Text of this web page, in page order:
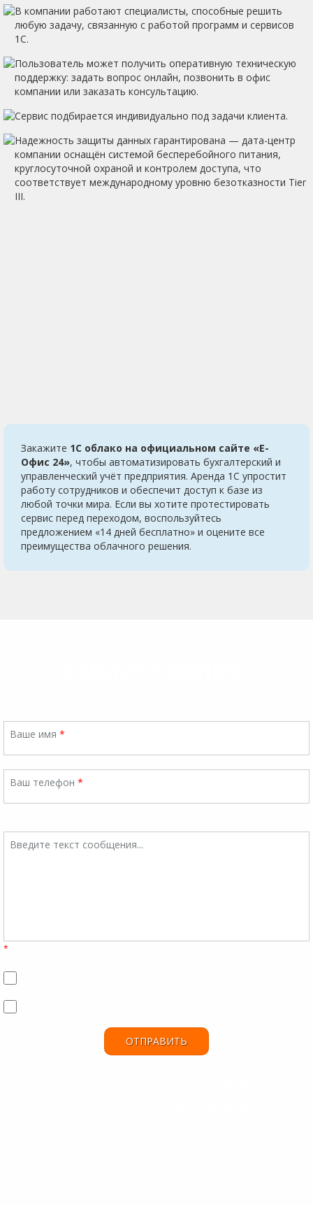
В компании работают специалисты, способные решить
любую задачу, связанную с работой программ и сервисов
1С.
Пользователь может получить оперативную техническую
поддержку: задать вопрос онлайн, позвонить в офис
компании или заказать консультацию.
Сервис подбирается индивидуально под задачи клиента.
Надежность защиты данных гарантирована — дата-центр
компании оснащён системой бесперебойного питания,
круглосуточной охраной и контролем доступа, что
соответствует международному уровню безотказности Tier
III.
Закажите 1С облако на официальном сайте «Е-
Офис 24», чтобы автоматизировать бухгалтерский и
управленческий учёт предприятия. Аренда 1С упростит
работу сотрудников и обеспечит доступ к базе из
любой точки мира. Если вы хотите протестировать
сервис перед переходом, воспользуйтесь
предложением «14 дней бесплатно» и оцените все
преимущества облачного решения.
Ваше имя *
Ваш телефон *
Введите текст сообщения...
*